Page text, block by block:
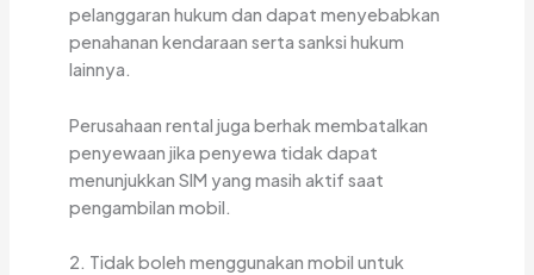
pelanggaran hukum dan dapat menyebabkan
penahanan kendaraan serta sanksi hukum
lainnya.
Perusahaan rental juga berhak membatalkan
penyewaan jika penyewa tidak dapat
menunjukkan SIM yang masih aktif saat
pengambilan mobil.
2. Tidak boleh menggunakan mobil untuk